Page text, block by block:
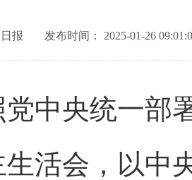
报 发布时间： 2025-01-26
央统一部署
活会，以中